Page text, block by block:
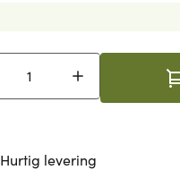
Hurtig levering